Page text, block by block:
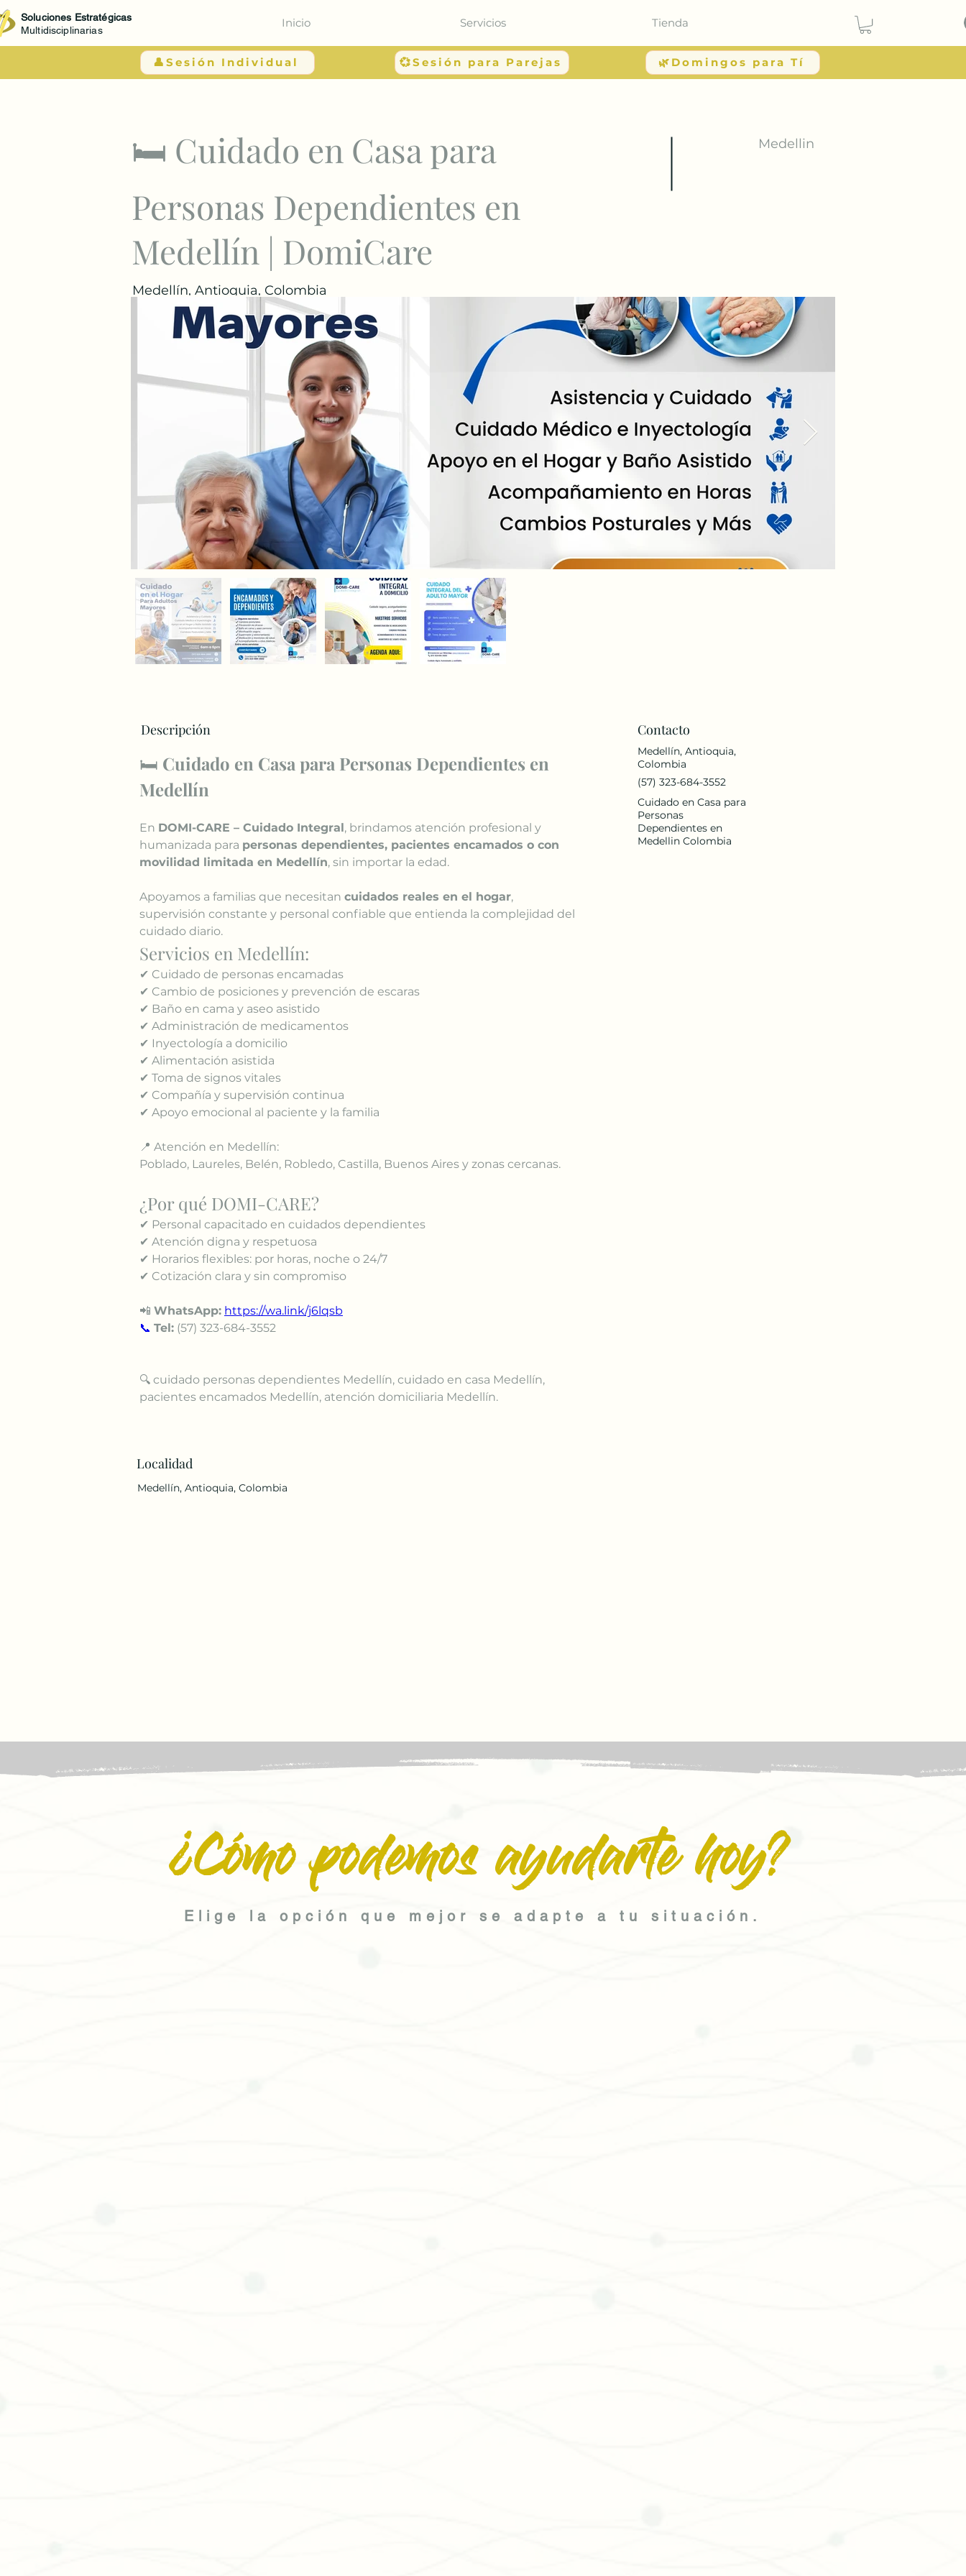
Soluciones Estratégicas
Multidisciplinarias
Inicio Servicios Tienda
👤Sesión Individual 💞Sesión para Parejas 🌿Domingos para Tí
🛏️ Cuidado en Casa para
Personas Dependientes en
Medellín | DomiCare
Medellín, Antioquia, Colombia
Medellin
Descripción
🛏️ Cuidado en Casa para Personas Dependientes en
Medellín
En DOMI-CARE – Cuidado Integral , brindamos atención profesional y
humanizada para personas dependientes, pacientes encamados o con
movilidad limitada en Medellín, sin importar la edad.
Apoyamos a familias que necesitan cuidados reales en el hogar,
supervisión constante y personal confiable que entienda la complejidad del
cuidado diario.
Servicios en Medellín:
✔ Cuidado de personas encamadas
✔ Cambio de posiciones y prevención de escaras
✔ Baño en cama y aseo asistido
✔ Administración de medicamentos
✔ Inyectología a domicilio
✔ Alimentación asistida
✔ Toma de signos vitales
✔ Compañía y supervisión continua
✔ Apoyo emocional al paciente y la familia
📍 Atención en Medellín:
Poblado, Laureles, Belén, Robledo, Castilla, Buenos Aires y zonas cercanas.
¿Por qué DOMI-CARE?
✔ Personal capacitado en cuidados dependientes
✔ Atención digna y respetuosa
✔ Horarios flexibles: por horas, noche o 24/7
✔ Cotización clara y sin compromiso
📲 WhatsApp: https://wa.link/j6lqsb
📞 Tel: (57) 323-684-3552
🔍 cuidado personas dependientes Medellín, cuidado en casa Medellín,
pacientes encamados Medellín, atención domiciliaria Medellín.
Contacto
Medellín, Antioquia,
Colombia
(57) 323-684-3552
Cuidado en Casa para
Personas
Dependientes en
Medellin Colombia
Localidad
Medellín, Antioquia, Colombia
¿Cómo podemos ayudarte hoy?
Elige la opción que mejor se adapte a tu situación.